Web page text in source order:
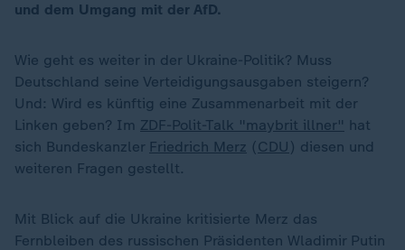
und dem Umgang mit der AfD.
Wie geht es weiter in der Ukraine-Politik? Muss
Deutschland seine Verteidigungsausgaben steigern?
Und: Wird es künftig eine Zusammenarbeit mit der
Linken geben? Im ZDF-Polit-Talk "maybrit illner" hat
sich Bundeskanzler Friedrich Merz (CDU ) diesen und
weiteren Fragen gestellt.
Mit Blick auf die Ukraine kritisierte Merz das
Fernbleiben des russischen Präsidenten Wladimir Putin